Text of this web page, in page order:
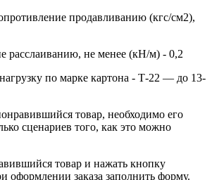
продавливанию (кгс/см2),
расслаиванию, не менее (кН/м) - 0,2
по марке картона - Т-22 — до 13-
товар, необходимо его
сценариев того, как это можно
товар и нажать кнопку
оформлении заказа заполнить форму.